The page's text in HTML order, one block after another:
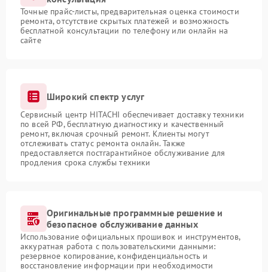
Точные прайс-листы, предварительная оценка стоимости
ремонта, отсутствие скрытых платежей и возможность
бесплатной консультации по телефону или онлайн на
сайте
Широкий спектр услуг
Сервисный центр HITACHI обеспечивает доставку техники
по всей РФ, бесплатную диагностику и качественный
ремонт, включая срочный ремонт. Клиенты могут
отслеживать статус ремонта онлайн. Также
предоставляется постгарантийное обслуживание для
продления срока службы техники
Оригинальные программные решение и
безопасное обслуживание данных
Использование официальных прошивок и инструментов,
аккуратная работа с пользовательскими данными:
резервное копирование, конфиденциальность и
восстановление информации при необходимости